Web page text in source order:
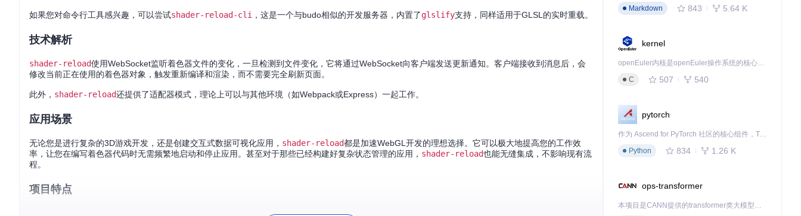
如果您对命令行工具感兴趣，可以尝试shader-reload-cli ，这是一个与budo相似的开发服务器，内置了glslify支持，同样适用于GLSL的实时重载。
技术解析
shader-reload使用WebSocket监听着色器文件的变化，一旦检测到文件变化，它将通过WebSocket向客户端发送更新通知。客户端接收到消息后，会
修改当前正在使用的着色器对象，触发重新编译和渲染，而不需要完全刷新页面。
此外， shader-reload还提供了适配器模式，理论上可以与其他环境（如Webpack或Express）一起工作。
应用场景
无论您是进行复杂的3D游戏开发，还是创建交互式数据可视化应用， shader-reload都是加速WebGL开发的理想选择。它可以极大地提高您的工作效
率，让您在编写着色器代码时无需频繁地启动和停止应用。甚至对于那些已经构建好复杂状态管理的应用， shader-reload也能无缝集成，不影响现有流
程。
项目特点
Markdown
843 5.64 K
kernel
openEuler内核是openEuler操作系统的核心，既是系统性能与稳定性的基石，也是连接处理器、设备与服务的桥梁。
C
507 540
pytorch
作为 Ascend for PyTorch 社区的核心组件，TorchNPU 是昇腾专为 PyTorch 打造的深度学习适配插件，使 PyTorch 框架能够直接调用昇腾 NPU，为开发者提供昇腾 AI 处理器的超强算力。
Python
834 1.26 K
ops-transformer
本项目是CANN提供的transformer类大模型算子库，实现网络在NPU上加速计算。